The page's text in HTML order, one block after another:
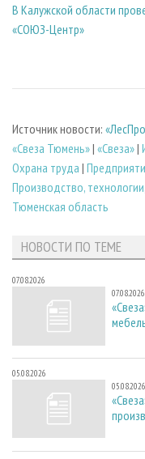
В Калужской области
«СОЮЗ-Центр»
Источник новости:
«Свеза Тюмень»| «Свеза»|
Охрана труда |
Производство,
Тюменская область
НОВОСТИ ПО ТЕМЕ
07.08.2026
07.08.2026
05.08.2026
05.08.2026